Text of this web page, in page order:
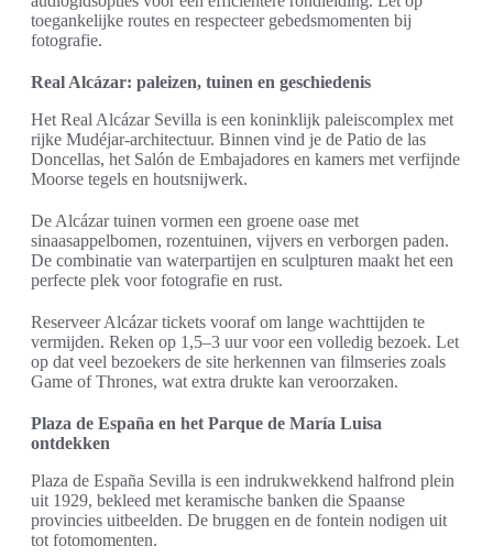
toegankelijke routes en respecteer gebedsmomenten bij
fotografie.
Real Alcázar: paleizen, tuinen en geschiedenis
Het Real Alcázar Sevilla is een koninklijk paleiscomplex met
rijke Mudéjar-architectuur. Binnen vind je de Patio de las
Doncellas, het Salón de Embajadores en kamers met verfijnde
Moorse tegels en houtsnijwerk.
De Alcázar tuinen vormen een groene oase met
sinaasappelbomen, rozentuinen, vijvers en verborgen paden.
De combinatie van waterpartijen en sculpturen maakt het een
perfecte plek voor fotografie en rust.
Reserveer Alcázar tickets vooraf om lange wachttijden te
vermijden. Reken op 1,5–3 uur voor een volledig bezoek. Let
op dat veel bezoekers de site herkennen van filmseries zoals
Game of Thrones, wat extra drukte kan veroorzaken.
Plaza de España en het Parque de María Luisa
ontdekken
Plaza de España Sevilla is een indrukwekkend halfrond plein
uit 1929, bekleed met keramische banken die Spaanse
provincies uitbeelden. De bruggen en de fontein nodigen uit
tot fotomomenten.